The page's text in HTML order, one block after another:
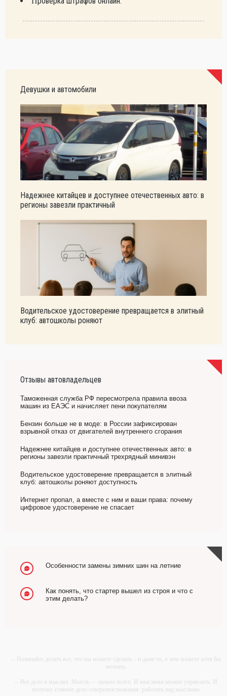
Девушки и автомобили
Надежнее китайцев и доступнее отечественных авто: в
регионы завезли практичный
Водительское удостоверение превращается в элитный
клуб: автошколы роняют
Отзывы автовладельцев
Таможенная служба РФ пересмотрела правила ввоза
машин из ЕАЭС и начисляет пени покупателям
Бензин больше не в моде: в России зафиксирован
взрывной отказ от двигателей внутреннего сгорания
Надежнее китайцев и доступнее отечественных авто: в
регионы завезли практичный трехрядный минивэн
Водительское удостоверение превращается в элитный
клуб: автошколы роняют доступность
Интернет пропал, а вместе с ним и ваши права: почему
цифровое удостоверение не спасает
Особенности замены зимних шин на летние
Как понять, что стартер вышел из строя и что с
этим делать?
-- Начинайте делать все, что вы можете сделать – и даже то, о чем можете хотя бы
мечтать.
-- Все дело в мыслях. Мысль — начало всего. И мыслями можно управлять. И
поэтому главное дело совершенствования: работать над мыслями.